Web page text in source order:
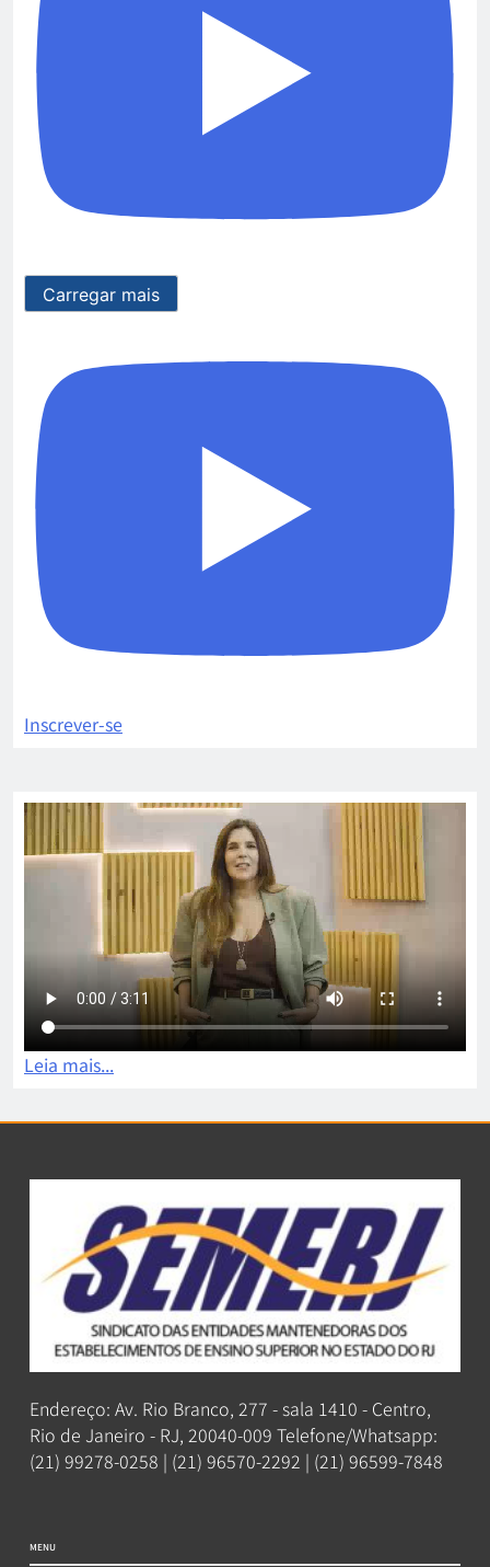
Carregar mais
Inscrever-se
Leia mais...
Endereço: Av. Rio Branco, 277 - sala 1410 - Centro,
Rio de Janeiro - RJ, 20040-009 Telefone/Whatsapp:
(21) 99278-0258 | (21) 96570-2292 | (21) 96599-7848
MENU